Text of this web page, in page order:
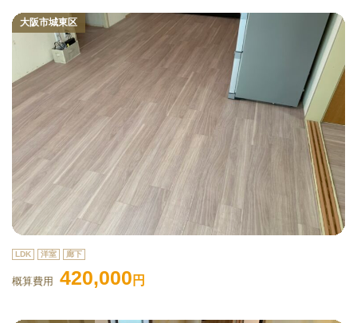
大阪市城東区
LDK 洋室 廊下
概算費用 420,000 円